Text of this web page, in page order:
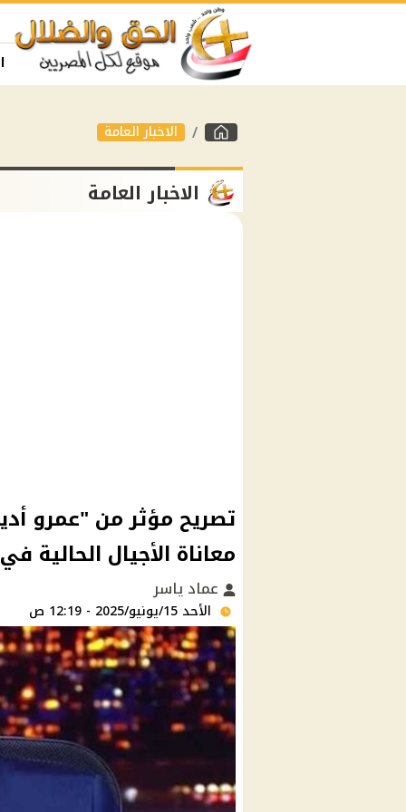
الاخبار العامة
الاخبار العامة
تصريح مؤثر من "عمرو
معاناة الأجيال الحالية
عماد ياسر
الأحد 15/يونيو/2025 - 12:19 ص